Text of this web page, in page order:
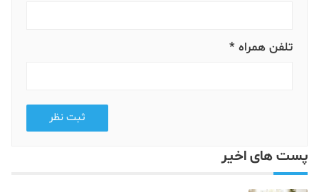
تلفن همراه *
ثبت نظر
پست های اخیر